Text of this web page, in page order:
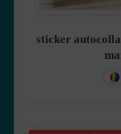
sticker